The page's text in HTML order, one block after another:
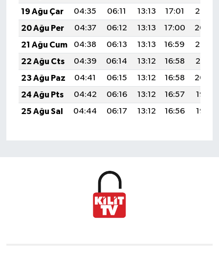
19 Ağu Çar
04:35 06:11 13:13 17:01
20:06
20 Ağu Per
04:37 06:12 13:13 17:00
20:04
21 Ağu Cum
04:38 06:13 13:13 16:59
20:03
22 Ağu Cts
04:39 06:14 13:12 16:58
20:01
23 Ağu Paz
04:41 06:15 13:12 16:58
20:00
24 Ağu Pts
04:42 06:16 13:12 16:57
19:58
25 Ağu Sal
04:44 06:17 13:12 16:56 19:57